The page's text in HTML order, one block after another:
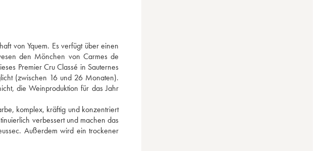
von Yquem. Es verfügt über einen
den Mönchen von Carmes de
Premier Cru Classé in Sauternes
(zwischen 16 und 26 Monaten).
die Weinproduktion für das Jahr
komplex, kräftig und konzentriert
verbessert und machen das
Außerdem wird ein trockener